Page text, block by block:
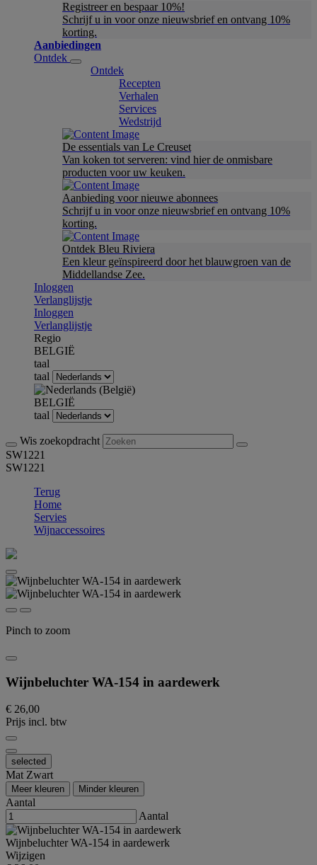
Registreer en bespaar 10%!
Schrijf u in voor onze nieuwsbrief en ontvang 10%
korting.
Aanbiedingen
Ontdek
Ontdek
Recepten
Verhalen
Services
Wedstrijd
De essentials van Le Creuset
Van koken tot serveren: vind hier de onmisbare
producten voor uw keuken.
Aanbieding voor nieuwe abonnees
Schrijf u in voor onze nieuwsbrief en ontvang 10%
korting.
Ontdek Bleu Riviera
Een kleur geïnspireerd door het blauwgroen van de
Middellandse Zee.
Inloggen
Verlanglijstje
Inloggen
Verlanglijstje
Regio
BELGIË
taal
taal
BELGIË
taal
Wis zoekopdracht
SW1221
SW1221
Terug
Home
Servies
Wijnaccessoires
Pinch to zoom
Wijnbeluchter WA-154 in aardewerk
€ 26,00
Prijs incl. btw
selected
Mat Zwart
Meer kleuren Minder kleuren
Aantal
Aantal
Wijnbeluchter WA-154 in aardewerk
Wijzigen